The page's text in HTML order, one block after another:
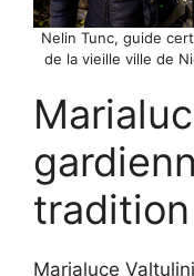
Nelin Tunc, guide
de la vieille ville de
Marialuce